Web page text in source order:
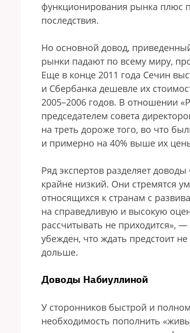
функционирования рынка плюс
последствия.
Но основной довод,
рынки падают по всему миру,
Еще в конце 2011 года Сечин
и Сбербанка дешевле их
2005–2006 годов. В отношении
председателем совета
на треть дороже того, во что
и примерно на 40% выше их
Ряд экспертов разделяет
крайне низкий. Они стремятся
относящихся к странам с
на справедливую и высокую
рассчитывать не приходится», —
убежден, что ждать предстоит
дольше.
Доводы Набиуллиной
У сторонников быстрой и
необходимость пополнить